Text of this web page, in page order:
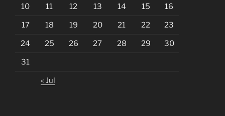
10 11 12 13 14 15 16
17 18 19 20 21 22 23
24 25 26 27 28 29 30
31
« Jul